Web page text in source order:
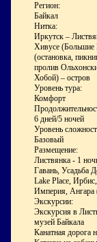
Регион:
Байкал
Нитка:
Иркутск –
Хивусе (Большие
(остановка,
пролив
Хобой) – остров
Уровень тура:
Комфорт
6 дней/5 ночей
Уровень
Базовый
Размещение:
Листвянка - 1
Гавань, Усадьба
Lake Place,
Империя, Ангара
Экскурсии:
Экскурсия в
музей Байкала
Канатная дорога